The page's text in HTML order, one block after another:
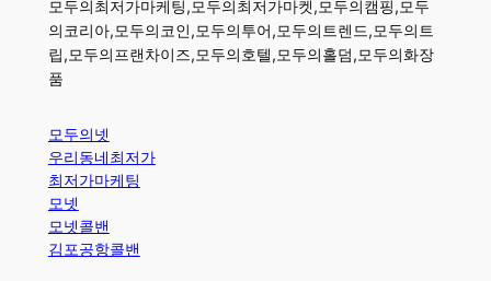
모두의최저가마케팅,모두의최저가마켓,모두의캠핑,모두
의코리아,모두의코인,모두의투어,모두의트렌드,모두의트
립,모두의프랜차이즈,모두의호텔,모두의홀덤,모두의화장
품
모두의넷
우리동네최저가
최저가마케팅
모넷
모넷콜밴
김포공항콜밴